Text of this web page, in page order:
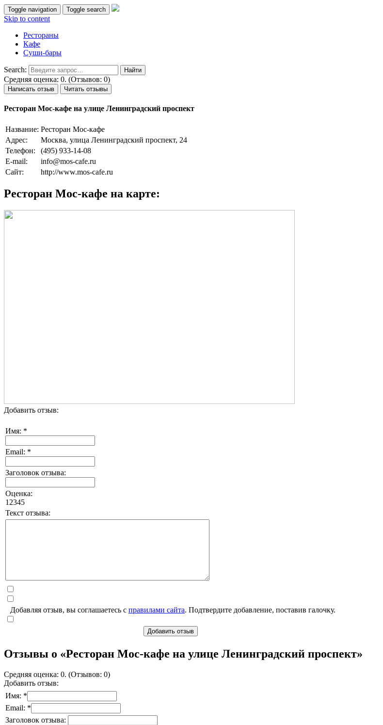
Toggle navigation Toggle search
Skip to content
Рестораны
Кафе
Суши-бары
Search:
Средняя оценка: 0. (Отзывов: 0)
Написать отзыв Читать отзывы
Ресторан Мос-кафе на улице Ленинградский проспект
Название: Ресторан Мос-кафе
Адрес:
Москва, улица Ленинградский проспект, 24
Телефон:
(495) 933-14-08
E-mail:
info@mos-cafe.ru
Сайт:
http://www.mos-cafe.ru
Ресторан Мос-кафе на карте:
Добавить отзыв:
Имя: *
Email: *
Заголовок отзыва:
Оценка:
1 2345
Текст отзыва:
Добавляя отзыв, вы соглашаетесь с правилами сайта. Подтвердите добавление, поставив галочку.
Добавить отзыв
Отзывы о «Ресторан Мос-кафе на улице Ленинградский проспект»
Средняя оценка: 0. (Отзывов: 0)
Добавить отзыв:
Имя: *
Email: *
Заголовок отзыва: